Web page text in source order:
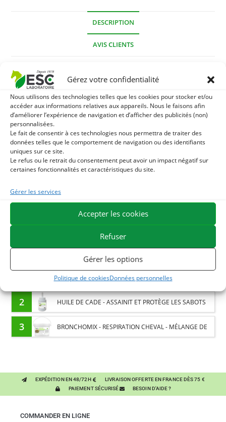
Gérez votre confidentialité
Nous utilisons des technologies telles que les cookies pour stocker et/ou
accéder aux informations relatives aux appareils. Nous le faisons afin
d’améliorer l’expérience de navigation et d’afficher des publicités (non)
personnalisées.
Le fait de consentir à ces technologies nous permettra de traiter des
données telles que le comportement de navigation ou des identifiants
uniques sur ce site.
Le refus ou le retrait du consentement peut avoir un impact négatif sur
certaines fonctionnalités et caractéristiques du site.
Gérer les services
Accepter les cookies
Refuser
Gérer les options
Politique de cookiesDonnées personnelles
DESCRIPTION
AVIS CLIENTS
Description
ESC Laboratoire est une société pionnière en phytothérapie
équine. Nous sommes spécialisés dans la sélection et
l’utilisation de principes actifs végétaux.
Vous souhaitez présenter les produits de la société ESC
Laboratoire à vos clients ? Distribuez le catalogue 2025 qui
reprend l’intégralité de la gamme
TOURTEAU DE SOJA SANS OGM - APPORT EN
PROTÉINES ET SOUTIEN ÉNERGÉTIQUE POUR CHEVAUX
2 HUILE DE CADE - ASSAINIT ET PROTÈGE LES SABOTS
DE L’HUMIDITÉ
3 BRONCHOMIX - RESPIRATION CHEVAL - MÉLANGE DE
EXPÉDITION EN 48/72H
LIVRAISON OFFERTE EN FRANCE DÈS 75 €
PAIEMENT SÉCURISÉ
BESOIN D'AIDE ?
COMMANDER EN LIGNE